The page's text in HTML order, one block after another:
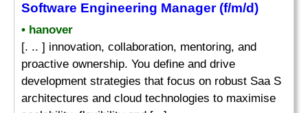
Software Engineering Manager(f/m/d)
• hanover
[. .. ] innovation, collaboration, mentoring, and
proactive ownership. You define and drive
development strategies that focus on robust Saa S
architectures and cloud technologies to maximise